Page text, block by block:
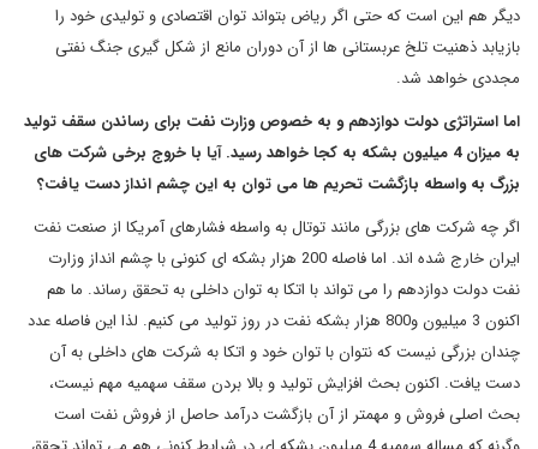
دیگر هم این است که حتی اگر ریاض بتواند توان اقتصادی و تولیدی خود را
بازیابد ذهنیت تلخ عربستانی ها از آن دوران مانع از شکل گیری جنگ نفتی
مجددی خواهد شد.
اما استراتژی دولت دوازدهم و به خصوص وزارت نفت برای رساندن سقف تولید
به میزان 4 میلیون بشکه به کجا خواهد رسید. آیا با خروج برخی شرکت های
بزرگ به واسطه بازگشت تحریم ها می توان به این چشم انداز دست یافت؟
اگر چه شرکت های بزرگی مانند توتال به واسطه فشارهای آمریکا از صنعت نفت
ایران خارج شده اند. اما فاصله 200 هزار بشکه ای کنونی با چشم انداز وزارت
نفت دولت دوازدهم را می تواند با اتکا به توان داخلی به تحقق رساند. ما هم
اکنون 3 میلیون و800 هزار بشکه نفت در روز تولید می کنیم. لذا این فاصله عدد
چندان بزرگی نیست که نتوان با توان خود و اتکا به شرکت های داخلی به آن
دست یافت. اکنون بحث افزایش تولید و بالا بردن سقف سهمیه مهم نیست،
بحث اصلی فروش و مهمتر از آن بازگشت درآمد حاصل از فروش نفت است